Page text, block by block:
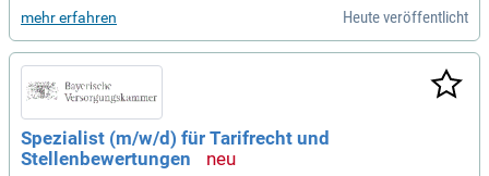
mehr erfahren Heute veröffentlicht
Spezialist (m/w/d) für Tarifrecht und
Stellenbewertungen